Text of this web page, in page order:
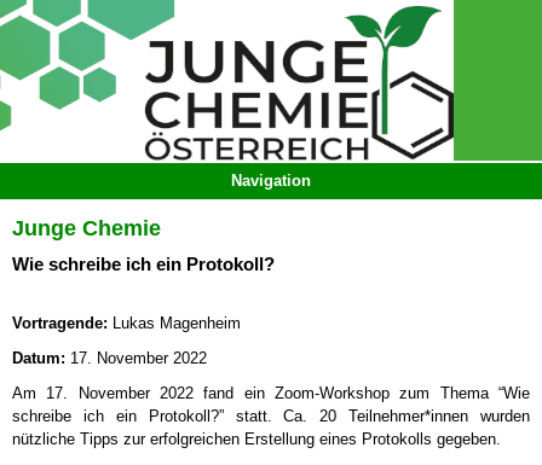
Junge Chemie
Wie schreibe ich ein Protokoll?
Vortragende: Lukas Magenheim
Datum: 17. November 2022
Am 17. November 2022 fand ein Zoom-Workshop zum Thema “Wie
schreibe ich ein Protokoll?” statt. Ca. 20 Teilnehmer*innen wurden
nützliche Tipps zur erfolgreichen Erstellung eines Protokolls gegeben.